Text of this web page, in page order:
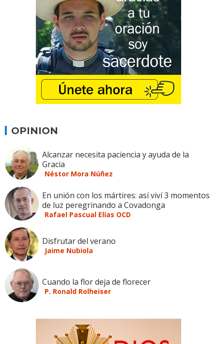
OPINION
Alcanzar necesita paciencia y ayuda de la
Gracia
Néstor Mora Núñez
En unión con los mártires: así viví 3 momentos
de luz peregrinando a Covadonga
Rafael Pascual Elías OCD
Disfrutar del verano
Jaime Nubiola
Cuando la flor deja de florecer
P. Ronald Rolheiser